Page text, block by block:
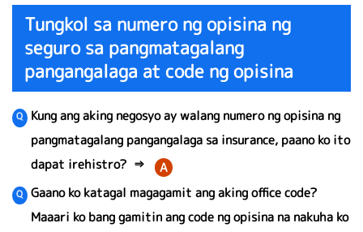
Tungkol sa numero ng opisina ng
seguro sa pangmatagalang
pangangalaga at code ng opisina
Kung ang aking negosyo ay walang numero ng opisina ng
pangmatagalang pangangalaga sa insurance, paano ko ito
dapat irehistro? ⇒
A
Gaano ko katagal magagamit ang aking office code?
Maaari ko bang gamitin ang code ng opisina na nakuha ko